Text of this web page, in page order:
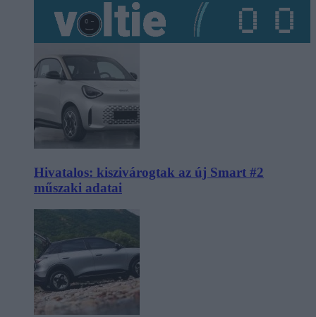
Hivatalos: kiszivárogtak az új Smart #2
műszaki adatai